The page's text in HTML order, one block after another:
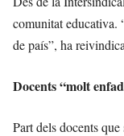
comunitat educativa.
de país”, ha
Docents “molt
Part dels docents